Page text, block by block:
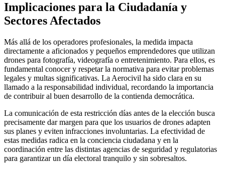
Implicaciones para la Ciudadanía y
Sectores Afectados
Más allá de los operadores profesionales, la medida impacta
directamente a aficionados y pequeños emprendedores que utilizan
drones para fotografía, videografía o entretenimiento. Para ellos, es
fundamental conocer y respetar la normativa para evitar problemas
legales y multas significativas. La Aerocivil ha sido clara en su
llamado a la responsabilidad individual, recordando la importancia
de contribuir al buen desarrollo de la contienda democrática.
La comunicación de esta restricción días antes de la elección busca
precisamente dar margen para que los usuarios de drones adapten
sus planes y eviten infracciones involuntarias. La efectividad de
estas medidas radica en la conciencia ciudadana y en la
coordinación entre las distintas agencias de seguridad y regulatorias
para garantizar un día electoral tranquilo y sin sobresaltos.